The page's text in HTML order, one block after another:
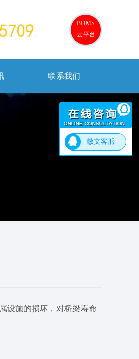
BHMS
云平台
联系我们
设施的损坏，对桥梁寿命
敏文客服